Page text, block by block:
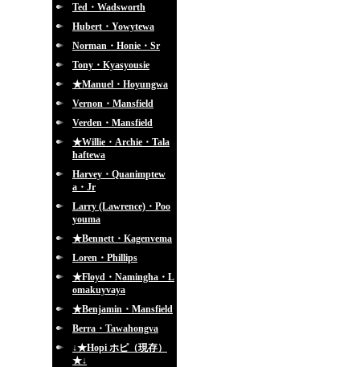
Ted・Wadsworth
Hubert・Yowytewa
Norman・Honie・Sr
Tony・Kyasyousie
★Manuel・Hoyungwa
Vernon・Mansfield
Verden・Mansfield
★Willie・Archie・Tala
haftewa
Harvey・Quanimptew
a・Jr
Larry (Lawrence)・Poo
youma
★Bennett・Kagenvema
Loren・Phillips
★Floyd・Namingha・L
omakuyvaya
★Benjamin・Mansfield
Berra・Tawahongva
↓★Hopi ホピ（現存）
★↓